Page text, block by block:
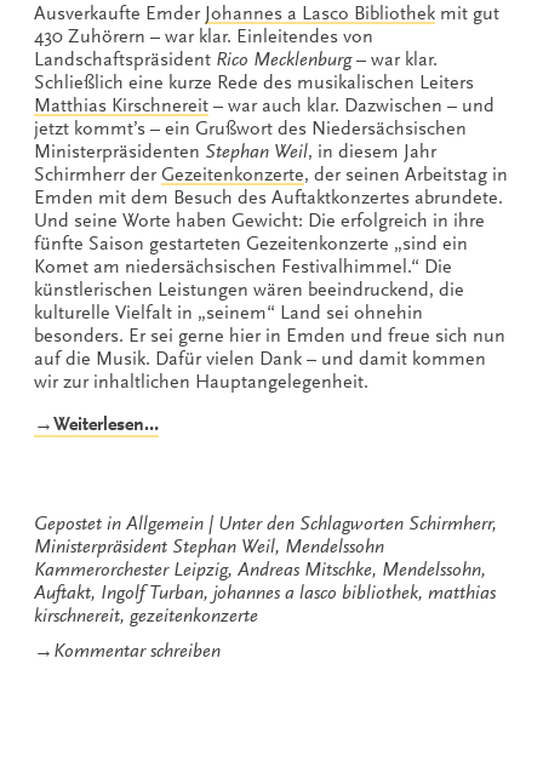
Ausverkaufte Emder Johannes a Lasco Bibliothek mit gut
430 Zuhörern – war klar. Einleitendes von
Landschaftspräsident Rico Mecklenburg– war klar.
Schließlich eine kurze Rede des musikalischen Leiters
Matthias Kirschnereit – war auch klar. Dazwischen – und
jetzt kommt’s – ein Grußwort des Niedersächsischen
Ministerpräsidenten Stephan Weil, in diesem Jahr
Schirmherr derGezeitenkonzerte, der seinen Arbeitstag in
Emden mit dem Besuch des Auftaktkonzertes abrundete.
Und seine Worte haben Gewicht: Die erfolgreich in ihre
fünfte Saison gestarteten Gezeitenkonzerte „sind ein
Komet am niedersächsischen Festivalhimmel.“ Die
künstlerischen Leistungen wären beeindruckend, die
kulturelle Vielfalt in „seinem“ Land sei ohnehin
besonders. Er sei gerne hier in Emden und freue sich nun
auf die Musik. Dafür vielen Dank – und damit kommen
wir zur inhaltlichen Hauptangelegenheit.
→Weiterlesen…„„Ein
Festivalhimmel““
Gepostet in Allgemein Unter den Schlagworten Schirmherr,
Ministerpräsident Stephan Weil, Mendelssohn
Kammerorchester Leipzig, Andreas Mitschke, Mendelssohn,
Auftakt, Ingolf Turban, johannes a lasco bibliothek, matthias
kirschnereit, gezeitenkonzerte
→ Kommentar schreibenzu